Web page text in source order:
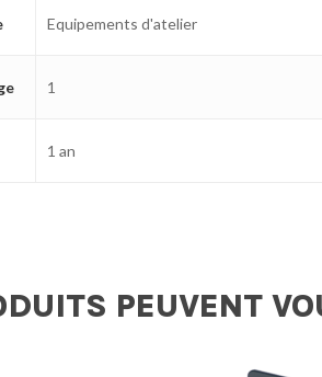
Equipements d'atelier
1
1 an
PEUVENT